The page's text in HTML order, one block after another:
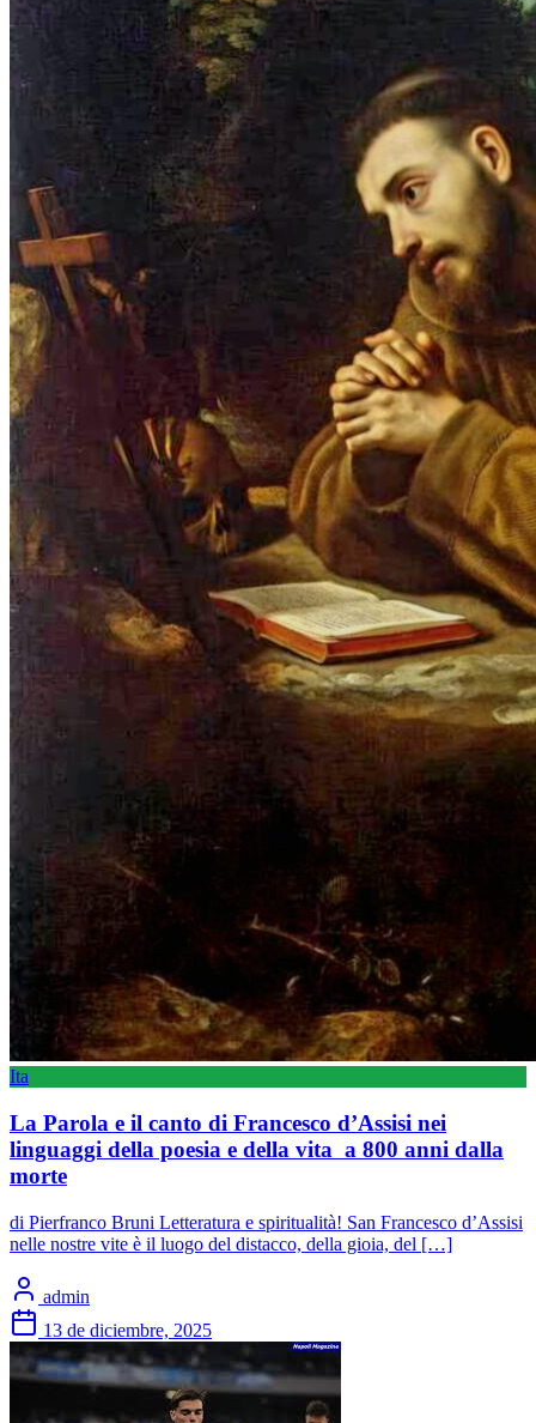
Ita
La Parola e il canto di Francesco d’Assisi nei
linguaggi della poesia e della vita a 800 anni dalla
morte
​di Pierfranco Bruni Letteratura e spiritualità! San Francesco d’Assisi
nelle nostre vite è il luogo del distacco, della gioia, del […]
admin
13 de diciembre, 2025